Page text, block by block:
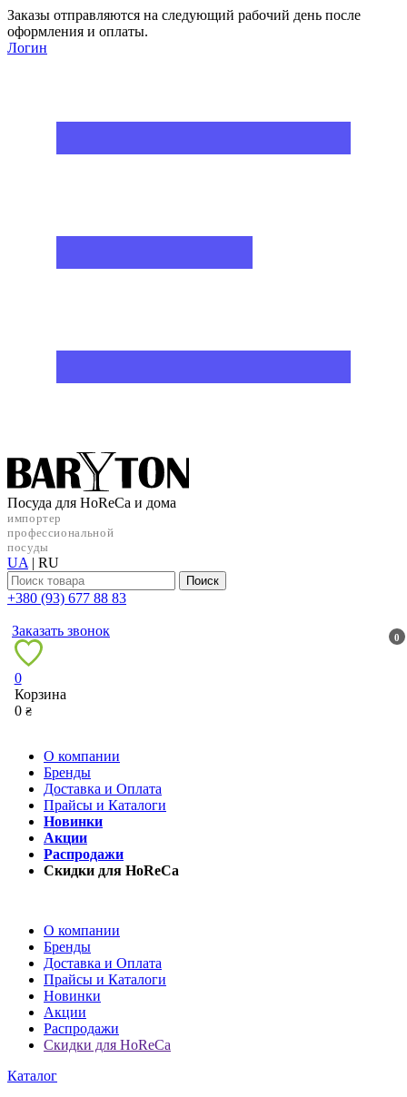
Заказы отправляются на следующий рабочий день после
оформления и оплаты.
Логин
Посуда для HoReCa и дома
импортер
профессиональной
посуды
UA | RU
Поиск
+38‎0 (93) 677 88 83
Заказать звонок 0
0
Корзина
0 ₴
О компании
Бренды
Доставка и Оплата
Прайсы и Каталоги
Новинки
Акции
Распродажи
Скидки для HoReCa
О компании
Бренды
Доставка и Оплата
Прайсы и Каталоги
Новинки
Акции
Распродажи
Скидки для HoReCa
Каталог